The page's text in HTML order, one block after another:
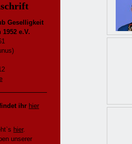
Geselligkeit
e.V.
ihr hier
hier.
unserer